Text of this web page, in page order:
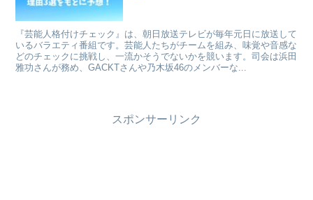
『芸能人格付けチェック』は、朝日放送テレビが毎年元日に放送して
いるバラエティ番組です。芸能人たちがチームを組み、味覚や音感な
どのチェックに挑戦し、一流かそうでないかを競います。司会は浜田
雅功さんが務め、GACKTさんや乃木坂46のメンバーな...
スポンサーリンク